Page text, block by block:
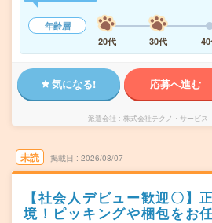
年齢層
20代
30代
気になる! 応募へ進む
派遣会社 株式会社テクノ・サービス
未読 掲載日 2026/08/07
【社会人デビュー歓迎〇】
境！ピッキングや梱包をお